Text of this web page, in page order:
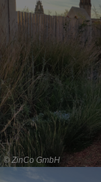
© ZinCo GmbH